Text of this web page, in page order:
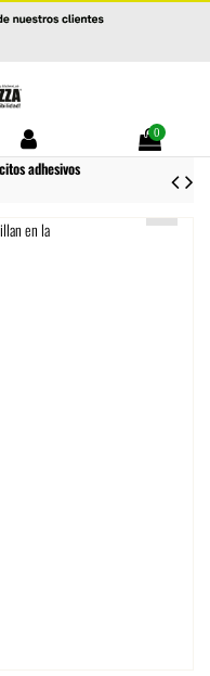
0
adhesivos